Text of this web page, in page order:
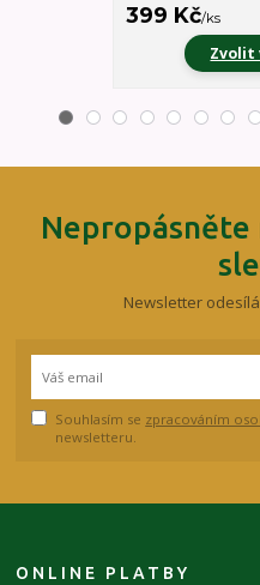
399 Kč/ks
Zvolit
Nepropásněte
Newsletter
Souhlasím se zpracováním
newsletteru.
ONLINE PLATBY